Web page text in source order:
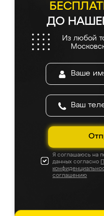
ДО
Из любой
Я соглашаюсь на
данных согласно
соглашению